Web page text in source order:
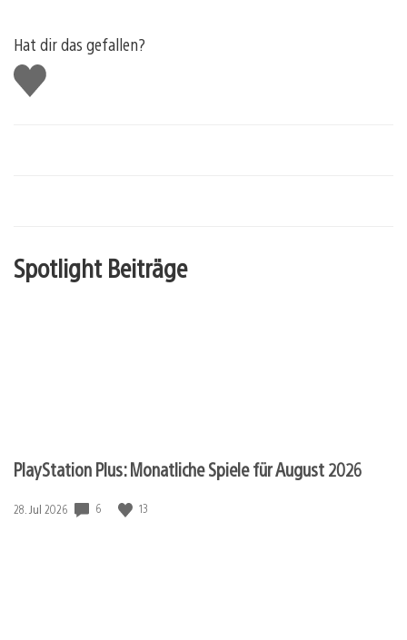
Hat dir das gefallen?
Gefällt
mir
Spotlight Beiträge
PlayStation Plus: Monatliche Spiele für August 2026
Veröffentlichungsdatum:
28. Jul 2026 6 13